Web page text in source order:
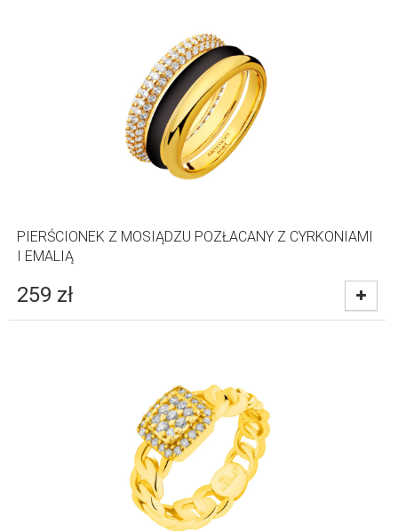
PIERŚCIONEK Z MOSIĄDZU POZŁACANY Z CYRKONIAMI
I EMALIĄ
259 zł